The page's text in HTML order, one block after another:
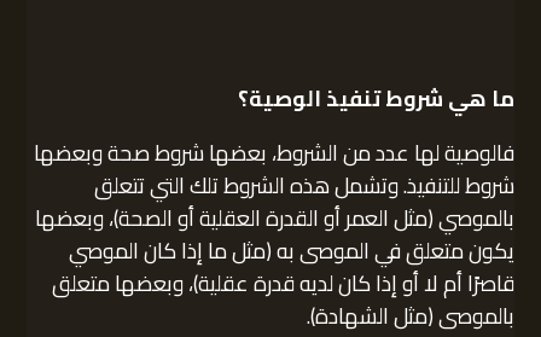
ما هي شروط تنفيذ الوصية؟
فالوصية لها عدد من الشروط، بعضها شروط صحة وبعضها
شروط للتنفيذ. وتشمل هذه الشروط تلك التي تتعلق
بالموصي (مثل العمر أو القدرة العقلية أو الصحة)، وبعضها
يكون متعلق في الموصى به (مثل ما إذا كان الموصي
قاصرًا أم لا أو إذا كان لديه قدرة عقلية)، وبعضها متعلق
بالموصى (مثل الشهادة).